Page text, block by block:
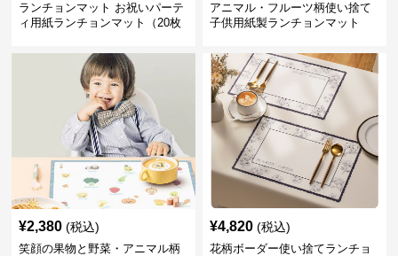
ランチョンマット お祝いパーテ
ィ用紙ランチョンマット（20枚
アニマル・フルーツ柄使い捨て
子供用紙製ランチョンマット
¥2,380 (税込)
笑顔の果物と野菜・アニマル柄
¥4,820 (税込)
花柄ボーダー使い捨てランチョ